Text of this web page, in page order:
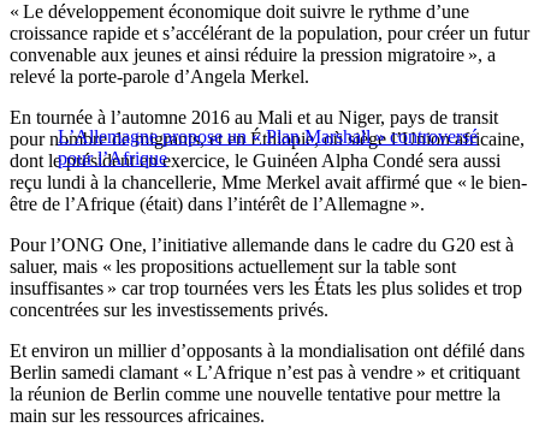
« Le développement économique doit suivre le rythme d’une
croissance rapide et s’accélérant de la population, pour créer un futur
convenable aux jeunes et ainsi réduire la pression migratoire », a
relevé la porte-parole d’Angela Merkel.
L’Allemagne propose un « Plan Marshall » controversé
pour l’Afrique
En tournée à l’automne 2016 au Mali et au Niger, pays de transit
pour nombre de migrants, et en Éthiopie, où siège l’Union africaine,
dont le président en exercice, le Guinéen Alpha Condé sera aussi
reçu lundi à la chancellerie, Mme Merkel avait affirmé que « le bien-
être de l’Afrique (était) dans l’intérêt de l’Allemagne ».
Pour l’ONG One, l’initiative allemande dans le cadre du G20 est à
saluer, mais « les propositions actuellement sur la table sont
insuffisantes » car trop tournées vers les États les plus solides et trop
concentrées sur les investissements privés.
Et environ un millier d’opposants à la mondialisation ont défilé dans
Berlin samedi clamant « L’Afrique n’est pas à vendre » et critiquant
la réunion de Berlin comme une nouvelle tentative pour mettre la
main sur les ressources africaines.